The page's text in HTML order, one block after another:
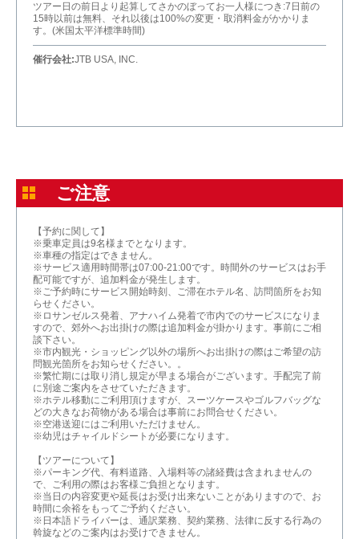
ツアー日の前日より起算してさかのぼってお一人様につき:7日前の
15時以前は無料、それ以後は100%の変更・取消料金がかかりま
す。(米国太平洋標準時間)
催行会社:JTB USA, INC.
ご注意
【予約に関して】
※乗車定員は9名様までとなります。
※車種の指定はできません。
※サービス適用時間帯は07:00-21:00です。時間外のサービスはお手
配可能ですが、追加料金が発生します。
※ご予約時にサービス開始時刻、ご滞在ホテル名、訪問箇所をお知
らせください。
※ロサンゼルス発着、アナハイム発着で市内でのサービスになりま
すので、郊外へお出掛けの際は追加料金が掛かります。事前にご相
談下さい。
※市内観光・ショッピング以外の場所へお出掛けの際はご希望の訪
問観光箇所をお知らせください。。
※繁忙期には取り消し規定が早まる場合がございます。手配完了前
に別途ご案内をさせていただきます。
※ホテル移動にご利用頂けますが、スーツケースやゴルフバッグな
どの大きなお荷物がある場合は事前にお問合せください。
※空港送迎にはご利用いただけません。
※幼児はチャイルドシートが必要になります。
【ツアーについて】
※パーキング代、有料道路、入場料等の諸経費は含まれませんの
で、ご利用の際はお客様ご負担となります。
※当日の内容変更や延長はお受け出来ないことがありますので、お
時間に余裕をもってご予約ください。
※日本語ドライバーは、通訳業務、契約業務、法律に反する行為の
斡旋などのご案内はお受けできません。